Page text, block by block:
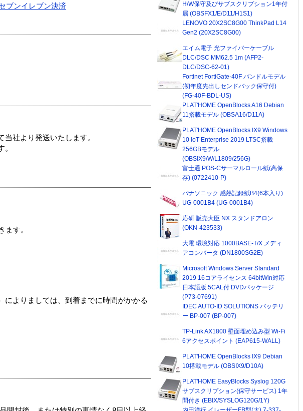
ブンイレブン決済
社より発送いたします。
ます。
よりましては、到着までに時間がかかる
H/W保守及びサブスクリプション1年付
属 (OBSFX1/E/D11/H1S1)
LENOVO 20X2SC8G00 ThinkPad L14
Gen2 (20X2SC8G00)
エイム電子 光ファイバーケーブル
DLC/DSC MM62.5 1m (AFP2-
DLC/DSC-62-01)
Fortinet FortiGate-40F バンドルモデル
(初年度先出しセンドバック保守付)
(FG-40F-BDL-US)
PLAT'HOME OpenBlocks A16 Debian
11搭載モデル (OBSA16/D11A)
PLAT'HOME OpenBlocks IX9 Windows
10 IoT Enterprise 2019 LTSC搭載
256GBモデル
(OBSIX9/W/L1809/256G)
富士通 POS-Cサーマルロール紙(高保
存) (0722410-P)
パナソニック 感熱記録紙B4(6本入り)
UG-0001B4 (UG-0001B4)
応研 販売大臣 NX スタンドアロン
(OKN-423533)
大電 環境対応 1000BASE-T/X メディ
アコンバータ (DN1800SG2E)
Microsoft Windows Server Standard
2019 16コアライセンス 64bitWin対応
日本語版 5CAL付 DVDパッケージ
(P73-07691)
IDEC AUTO-ID SOLUTIONS バッテリ
ー BP-007 (BP-007)
TP-Link AX1800 壁面埋め込み型 Wi-Fi
6アクセスポイント (EAP615-WALL)
PLAT'HOME OpenBlocks IX9 Debian
10搭載モデル (OBSIX9/D10A)
PLAT'HOME EasyBlocks Syslog 120G
サブスクリプション(保守サービス) 1年
間付き (EBIX/SYSLOG120G/1Y)